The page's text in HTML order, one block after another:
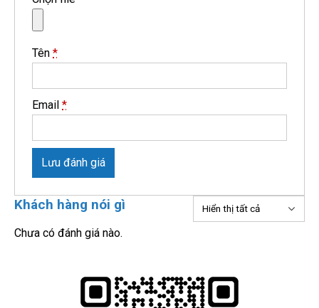
Tên *
Email *
Lưu đánh giá
Khách hàng nói gì
Chưa có đánh giá nào.